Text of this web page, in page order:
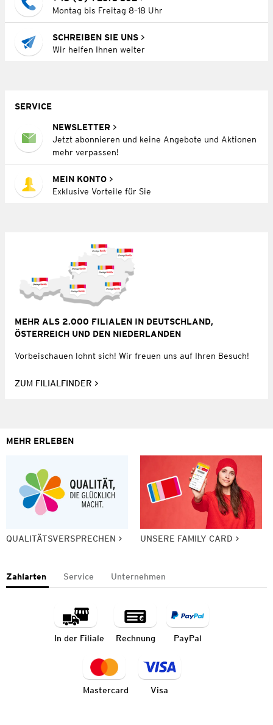
Montag bis Freitag 8–18 Uhr
SCHREIBEN SIE UNS
Wir helfen Ihnen weiter
SERVICE
NEWSLETTER
Jetzt abonnieren und keine Angebote und Aktionen
mehr verpassen!
MEIN KONTO
Exklusive Vorteile für Sie
MEHR ALS 2.000 FILIALEN IN DEUTSCHLAND,
ÖSTERREICH UND DEN NIEDERLANDEN
Vorbeischauen lohnt sich! Wir freuen uns auf Ihren Besuch!
ZUM FILIALFINDER
MEHR ERLEBEN
QUALITÄTSVERSPRECHEN UNSERE FAMILY CARD
Zahlarten Service Unternehmen
In der Filiale Rechnung PayPal
Mastercard Visa